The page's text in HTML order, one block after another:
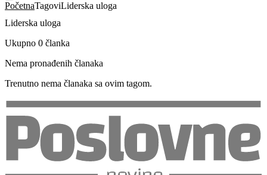
PočetnaTagoviLiderska uloga
Liderska uloga
Ukupno 0 članka
Nema pronađenih članaka
Trenutno nema članaka sa ovim tagom.